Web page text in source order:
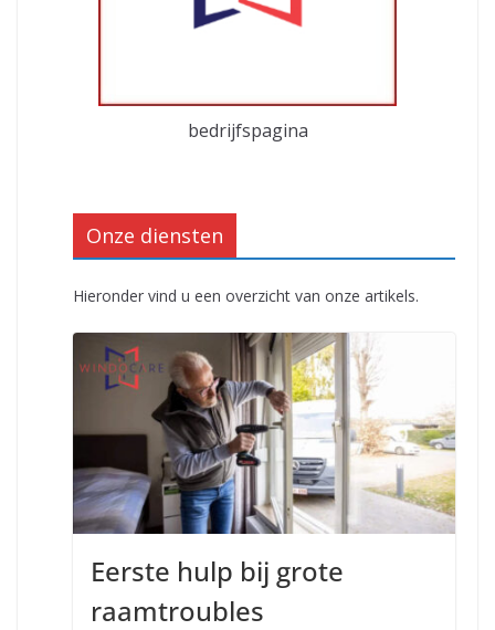
bedrijfspagina
Onze diensten
Hieronder vind u een overzicht van onze artikels.
Eerste hulp bij grote
raamtroubles